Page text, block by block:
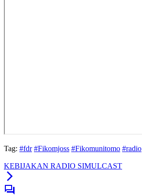
Tag: #fdr #Fikomjoss #Fikomunitomo #radio
KEBIJAKAN RADIO SIMULCAST